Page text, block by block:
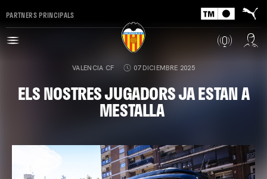
PARTNERS PRINCIPALS
VALENCIA CF 07 DICIEMBRE 2025
ELS NOSTRES JUGADORS JA ESTAN A
MESTALLA